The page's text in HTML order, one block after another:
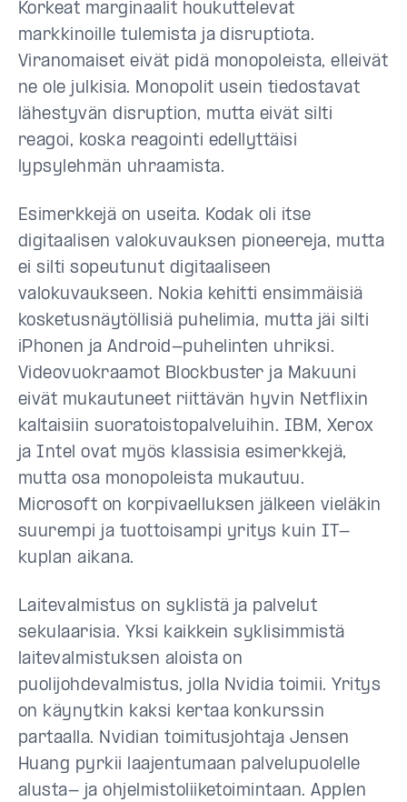
Korkeat marginaalit houkuttelevat
markkinoille tulemista ja disruptiota.
Viranomaiset eivät pidä monopoleista, elleivät
ne ole julkisia. Monopolit usein tiedostavat
lähestyvän disruption, mutta eivät silti
reagoi, koska reagointi edellyttäisi
lypsylehmän uhraamista.
Esimerkkejä on useita. Kodak oli itse
digitaalisen valokuvauksen pioneereja, mutta
ei silti sopeutunut digitaaliseen
valokuvaukseen. Nokia kehitti ensimmäisiä
kosketusnäytöllisiä puhelimia, mutta jäi silti
iPhonen ja Android-puhelinten uhriksi.
Videovuokraamot Blockbuster ja Makuuni
eivät mukautuneet riittävän hyvin Netflixin
kaltaisiin suoratoistopalveluihin. IBM, Xerox
ja Intel ovat myös klassisia esimerkkejä,
mutta osa monopoleista mukautuu.
Microsoft on korpivaelluksen jälkeen vieläkin
suurempi ja tuottoisampi yritys kuin IT-
kuplan aikana.
Laitevalmistus on syklistä ja palvelut
sekulaarisia. Yksi kaikkein syklisimmistä
laitevalmistuksen aloista on
puolijohdevalmistus, jolla Nvidia toimii. Yritys
on käynytkin kaksi kertaa konkurssin
partaalla. Nvidian toimitusjohtaja Jensen
Huang pyrkii laajentumaan palvelupuolelle
alusta- ja ohjelmistoliiketoimintaan. Applen